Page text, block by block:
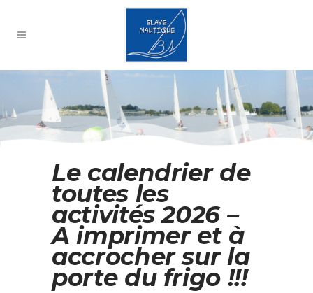
Le calendrier de
toutes les
activités 2026 –
A imprimer et à
accrocher sur la
porte du frigo !!!